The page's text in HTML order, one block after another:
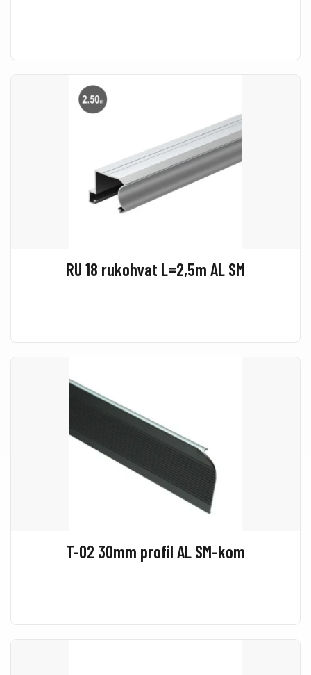
RU 18 rukohvat L=2,5m AL SM
T-02 30mm profil AL SM-kom